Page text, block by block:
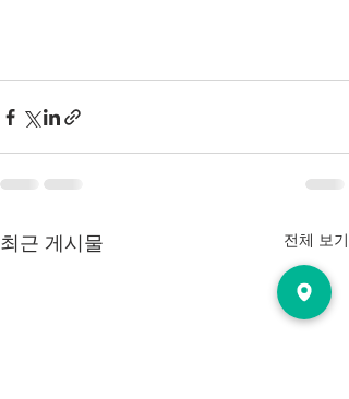
최근 게시물 전체 보기